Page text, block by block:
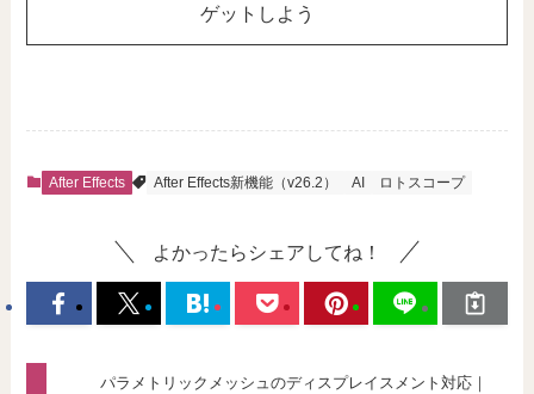
ゲットしよう
After Effects After Effects新機能（v26.2） AI ロトスコープ
よかったらシェアしてね！
パラメトリックメッシュのディスプレイスメント対応｜